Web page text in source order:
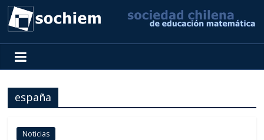
SOCHIEM
Sociedad
Chilena
de
Matemática
españa
Noticias